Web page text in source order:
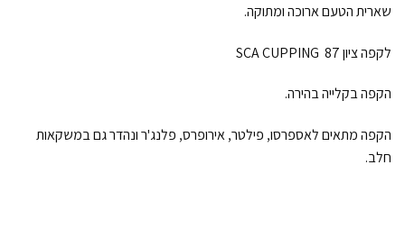
שארית הטעם ארוכה ומתוקה.
לקפה ציון 87 SCA CUPPING
הקפה בקלייה בהירה.
הקפה מתאים לאספרסו, פילטר, אירופרס, פלנג'ר ונהדר גם במשקאות
חלב.